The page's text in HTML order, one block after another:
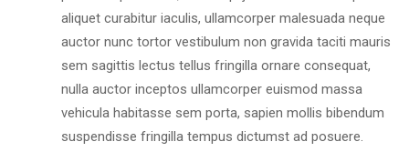
aliquet curabitur iaculis, ullamcorper malesuada neque
auctor nunc tortor vestibulum non gravida taciti mauris
sem sagittis lectus tellus fringilla ornare consequat,
nulla auctor inceptos ullamcorper euismod massa
vehicula habitasse sem porta, sapien mollis bibendum
suspendisse fringilla tempus dictumst ad posuere.